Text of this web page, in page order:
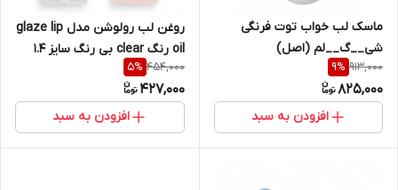
ماسک لب خواب توت فرنگی
شی__گ__لم (اصل)
913,000
9%
825,000
افزودن به سبد
روغن لب رولوشن مدل glaze lip
oil رنگ clear بی رنگ سایز ۱.۴
میل مینی (اصل)
454,000
5%
427,000
افزودن به سبد